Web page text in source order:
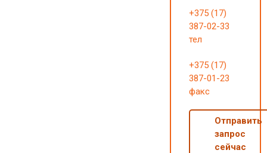
+375 (17)
387-02-33
тел
+375 (17)
387-01-23
факс
Отправить
запрос
сейчас